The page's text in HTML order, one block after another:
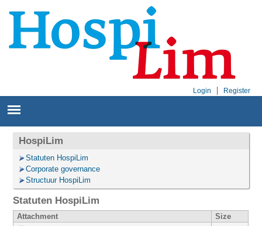
Login Register
HospiLim
Statuten HospiLim
Corporate governance
Structuur HospiLim
Statuten HospiLim
Attachment
Size